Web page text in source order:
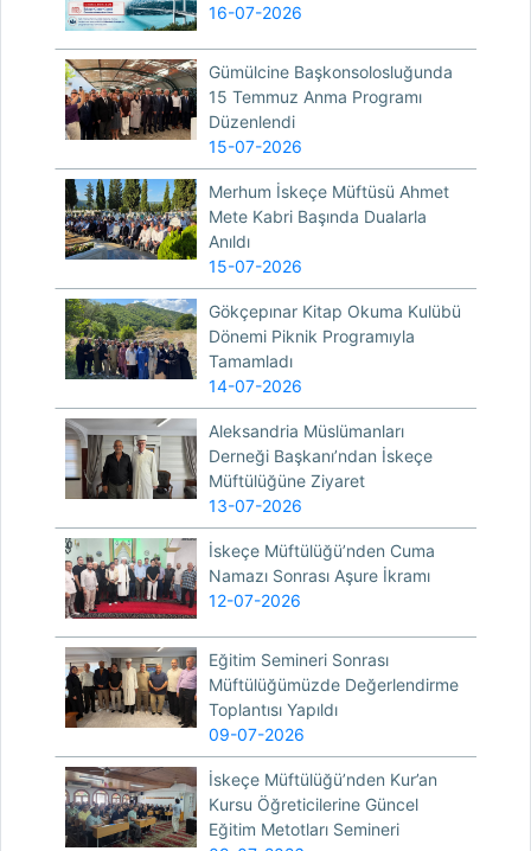
16-07-2026
Gümülcine Başkonsolosluğunda
15 Temmuz Anma Programı
Düzenlendi
15-07-2026
Merhum İskeçe Müftüsü Ahmet
Mete Kabri Başında Dualarla
Anıldı
15-07-2026
Gökçepınar Kitap Okuma Kulübü
Dönemi Piknik Programıyla
Tamamladı
14-07-2026
Aleksandria Müslümanları
Derneği Başkanı’ndan İskeçe
Müftülüğüne Ziyaret
13-07-2026
İskeçe Müftülüğü’nden Cuma
Namazı Sonrası Aşure İkramı
12-07-2026
Eğitim Semineri Sonrası
Müftülüğümüzde Değerlendirme
Toplantısı Yapıldı
09-07-2026
İskeçe Müftülüğü’nden Kur’an
Kursu Öğreticilerine Güncel
Eğitim Metotları Semineri